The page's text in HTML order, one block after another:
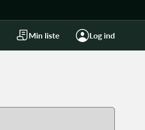
Min liste Log ind